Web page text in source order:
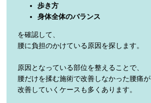
歩き方
身体全体のバランス
を確認して、
腰に負担のかけている原因を探します。
原因となっている部位を整えることで、
腰だけを揉む施術で改善しなかった腰痛が
改善していくケースも多くあります。